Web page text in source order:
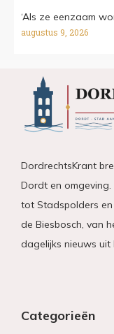
‘Als ze eenzaam
augustus 9, 2026
DordrechtsKrant
Dordt en
tot Stadspolders
de Biesbosch, van
dagelijks nieuws
Categorieën